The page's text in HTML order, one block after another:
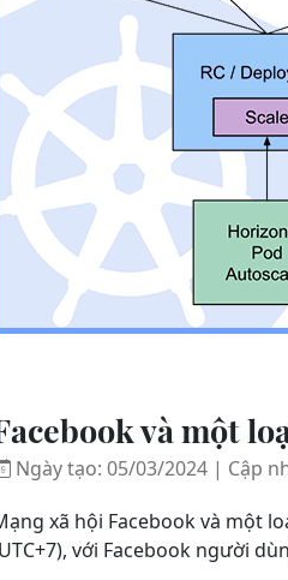
và một
Ngày tạo: 05/03/2024 | Cập
xã hội Facebook và một
với Facebook người